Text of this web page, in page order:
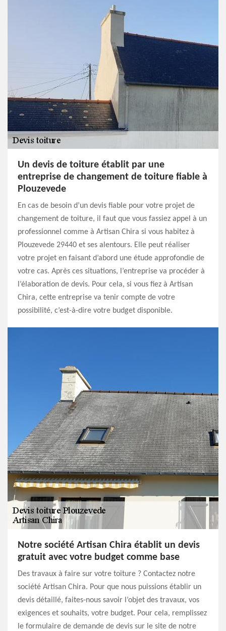
Un devis de toiture établit par une
entreprise de changement de toiture fiable à
Plouzevede
En cas de besoin d’un devis fiable pour votre projet de
changement de toiture, il faut que vous fassiez appel à un
professionnel comme à Artisan Chira si vous habitez à
Plouzevede 29440 et ses alentours. Elle peut réaliser
votre projet en faisant d’abord une étude approfondie de
votre cas. Après ces situations, l’entreprise va procéder à
l’élaboration de devis. Pour cela, si vous fiez à Artisan
Chira, cette entreprise va tenir compte de votre
possibilité, c’est-à-dire votre budget disponible.
Notre société Artisan Chira établit un devis
gratuit avec votre budget comme base
Des travaux à faire sur votre toiture ? Contactez notre
société Artisan Chira. Pour que nous puissions établir un
devis détaillé, faites-nous savoir l’objet des travaux, vos
exigences et souhaits, votre budget. Pour cela, remplissez
le formulaire de demande de devis sur le site de notre